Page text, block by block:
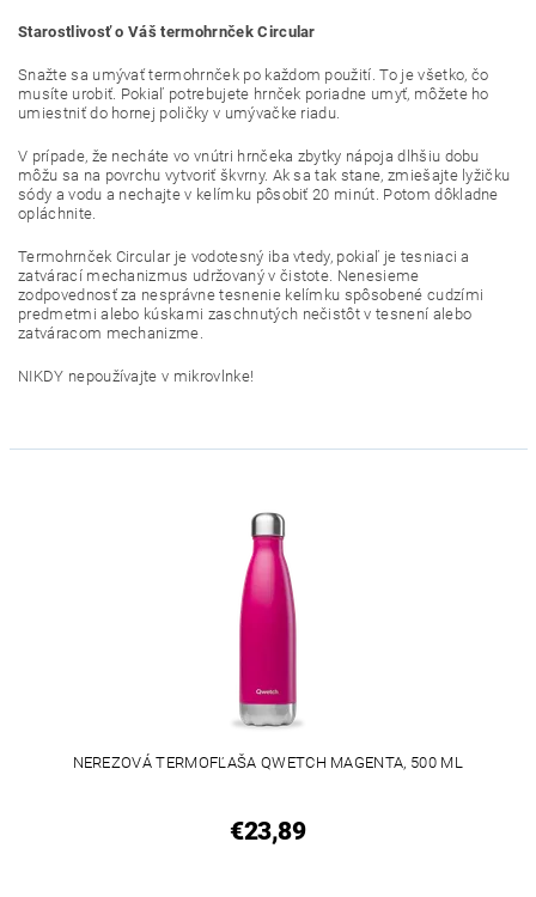
Starostlivosť o Váš termohrnček Circular
Snažte sa umývať termohrnček po každom použití. To je všetko, čo
musíte urobiť. Pokiaľ potrebujete hrnček poriadne umyť, môžete ho
umiestniť do hornej poličky v umývačke riadu.
V prípade, že necháte vo vnútri hrnčeka zbytky nápoja dlhšiu dobu
môžu sa na povrchu vytvoriť škvrny. Ak sa tak stane, zmiešajte lyžičku
sódy a vodu a nechajte v kelímku pôsobiť 20 minút. Potom dôkladne
opláchnite.
Termohrnček Circular je vodotesný iba vtedy, pokiaľ je tesniaci a
zatvárací mechanizmus udržovaný v čistote. Nenesieme
zodpovednosť za nesprávne tesnenie kelímku spôsobené cudzími
predmetmi alebo kúskami zaschnutých nečistôt v tesnení alebo
zatváracom mechanizme.
NIKDY nepoužívajte v mikrovlnke!
NEREZOVÁ TERMOFĽAŠA QWETCH MAGENTA, 500 ML
€23,89